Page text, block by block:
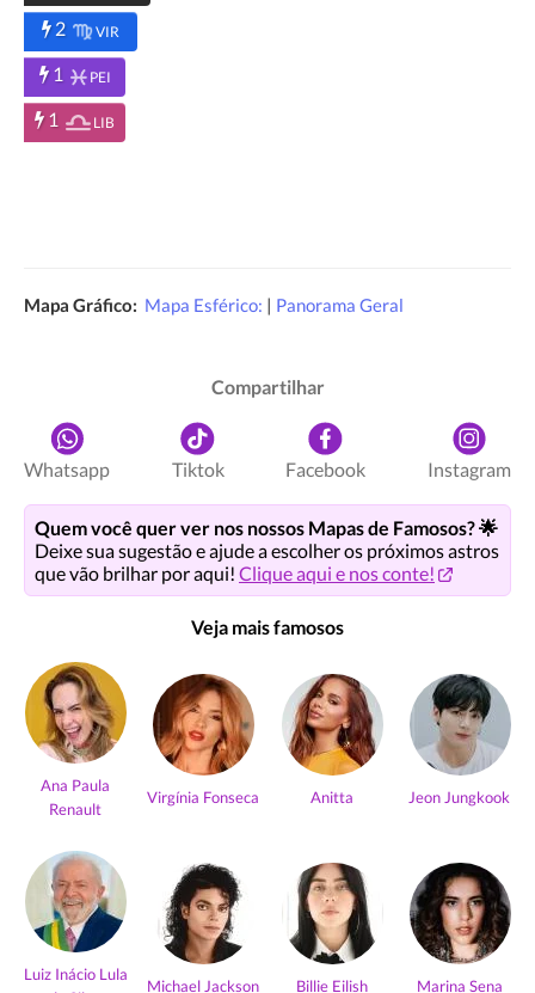
2 VIR
1 PEI
1 LIB
Mapa Gráfico: Mapa Esférico: | Panorama Geral
Compartilhar
Whatsapp Tiktok Facebook Instagram
Quem você quer ver nos nossos Mapas de Famosos? 🌟
Deixe sua sugestão e ajude a escolher os próximos astros
que vão brilhar por aqui! Clique aqui e nos conte!
Veja mais famosos
Ana Paula
Renault
Virgínia Fonseca Anitta Jeon Jungkook
Luiz Inácio Lula
Michael Jackson Billie Eilish Marina Sena